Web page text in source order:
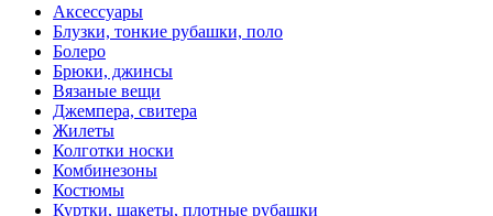
Аксессуары
Блузки, тонкие рубашки, поло
Болеро
Брюки, джинсы
Вязаные вещи
Джемпера, свитера
Жилеты
Колготки носки
Комбинезоны
Костюмы
Куртки, шакеты, плотные рубашки